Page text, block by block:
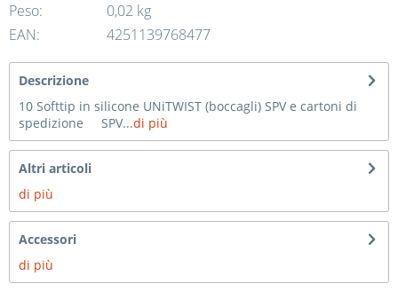
Peso:
0,02 kg
EAN:
4251139768477
Descrizione
10 Softtip in silicone UNiTWIST (boccagli) SPV e cartoni di
spedizione SPV...di più
Altri articoli
di più
Accessori
di più